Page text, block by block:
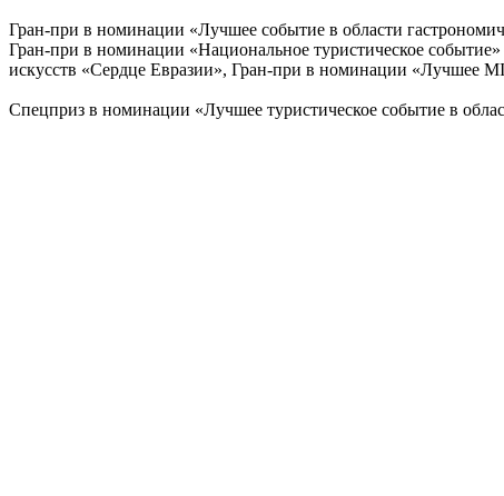
Гран-при в номинации «Лучшее событие в области
Гран-при в номинации «Национальное туристическое
искусств «Сердце Евразии», Гран-при в номинации «Лучшее
Спецприз в номинации «Лучшее туристическое событие в